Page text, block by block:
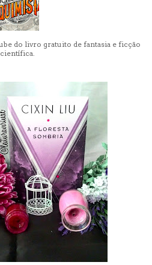
do livro gratuito de fantasia e ficção
científica.